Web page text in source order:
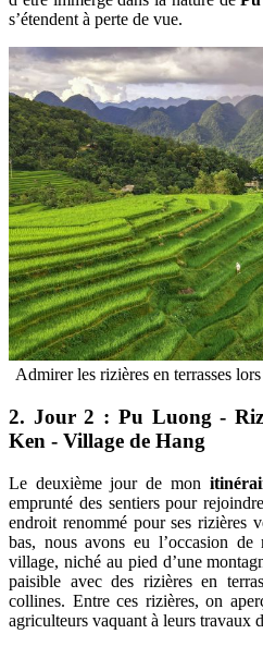
s’étendent à perte de vue.
Admirer les rizières en terrasses
2. Jour 2 : Pu Luong -
Ken - Village de Hang
Le deuxième jour de mon
emprunté des sentiers pour
endroit renommé pour ses rizières
bas, nous avons eu l’occasion
village, niché au pied d’une
paisible avec des rizières en
collines. Entre ces rizières, on
agriculteurs vaquant à leurs travaux